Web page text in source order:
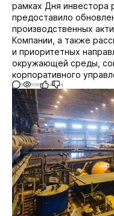
рамках Дня инвестора
предоставило
производственных
Компании, а также
и приоритетных
окружающей среды,
корпоративного
0 1099 4 4